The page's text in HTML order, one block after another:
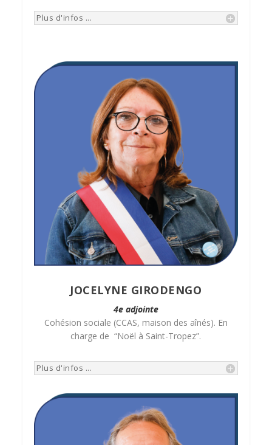
Plus d'infos ...
JOCELYNE GIRODENGO
4e adjointe
Cohésion sociale (CCAS, maison des aînés). En
charge de “Noël à Saint-Tropez”.
Plus d'infos ...